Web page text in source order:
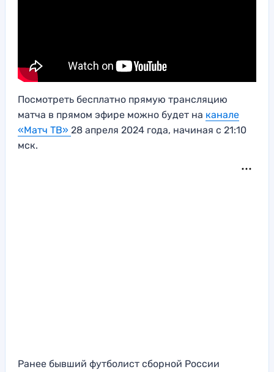
Посмотреть бесплатно прямую трансляцию
матча в прямом эфире можно будет на канале
«Матч ТВ» 28 апреля 2024 года, начиная с 21:10
мск.
Ранее бывший футболист сборной России